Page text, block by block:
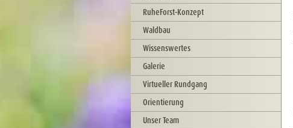
RuheForst-Konzept
Waldbau
Wissenswertes
Galerie
Virtueller Rundgang
Orientierung
Unser Team